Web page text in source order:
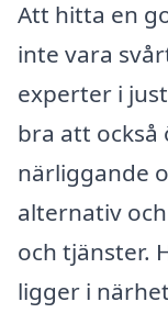
Att hitta en
inte vara
experter i
bra att också
närliggande
alternativ
och tjänster.
ligger i